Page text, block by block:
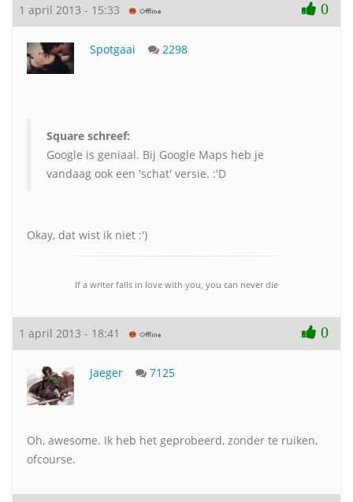
1 april 2013 - 15:33 0
Spotgaai 2298
Square schreef:
Google is geniaal. Bij Google Maps heb je
vandaag ook een 'schat' versie. :'D
Okay, dat wist ik niet :')
If a writer falls in love with you, you can never die
1 april 2013 - 18:41 0
Jaeger 7125
Oh, awesome. Ik heb het geprobeerd, zonder te ruiken,
ofcourse.